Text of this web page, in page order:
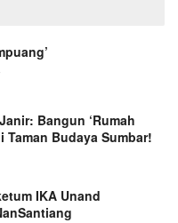
Bangun ‘Rumah
Taman Budaya Sumbar!
IKA Unand